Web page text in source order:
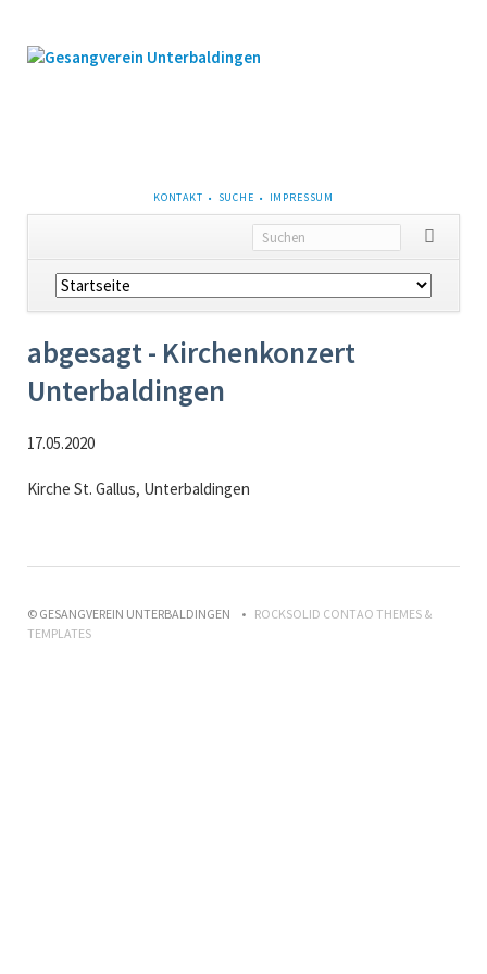
NAVIGATION
ÜBERSPRINGEN
KONTAKT SUCHE IMPRESSUM
Navigation
überspringen
abgesagt - Kirchenkonzert
Unterbaldingen
17.05.2020
Kirche St. Gallus, Unterbaldingen
© GESANGVEREIN UNTERBALDINGEN
ROCKSOLID CONTAO THEMES &
TEMPLATES